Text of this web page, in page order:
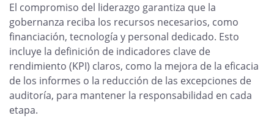
El compromiso del liderazgo garantiza que la
gobernanza reciba los recursos necesarios, como
financiación, tecnología y personal dedicado. Esto
incluye la definición de indicadores clave de
rendimiento (KPI) claros, como la mejora de la eficacia
de los informes o la reducción de las excepciones de
auditoría, para mantener la responsabilidad en cada
etapa.